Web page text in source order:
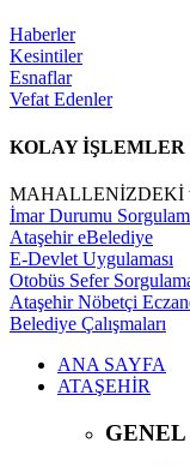
Haberler
Kesintiler
Esnaflar
Vefat Edenler
KOLAY İŞLEMLER
MAHALLENİZDEKİ
İmar Durumu
Ataşehir eBelediye
E-Devlet Uygulaması
Otobüs Sefer
Ataşehir Nöbetçi
Belediye Çalışmaları
ANA SAYFA
ATAŞEHİR